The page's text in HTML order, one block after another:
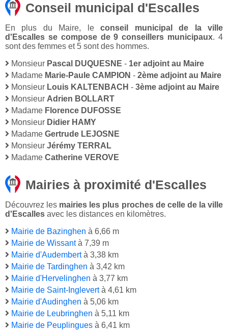
Conseil municipal d'Escalles
En plus du Maire, leconseil municipal de la ville
d'Escalles se compose de 9 conseillers municipaux. 4
sont des femmes et 5 sont des hommes.
Monsieur Pascal DUQUESNE - 1er adjoint au Maire
Madame Marie-Paule CAMPION - 2ème adjoint au Maire
Monsieur Louis KALTENBACH - 3ème adjoint au Maire
Monsieur Adrien BOLLART
Madame Florence DUFOSSE
Monsieur Didier HAMY
Madame Gertrude LEJOSNE
Monsieur Jérémy TERRAL
Madame Catherine VEROVE
Mairies à proximité d'Escalles
Découvrez les mairies les plus proches de celle de la ville
d'Escalles avec les distances en kilomètres.
Mairie de Bazinghen à 6,66 m
Mairie de Wissantà 7,39 m
Mairie d'Audembertà 3,38 km
Mairie de Tardinghen à 3,42 km
Mairie d'Hervelinghen à 3,77 km
Mairie de Saint-Inglevertà 4,61 km
Mairie d'Audinghen à 5,06 km
Mairie de Leubringhen à 5,11 km
Mairie de Peuplingues à 6,41 km